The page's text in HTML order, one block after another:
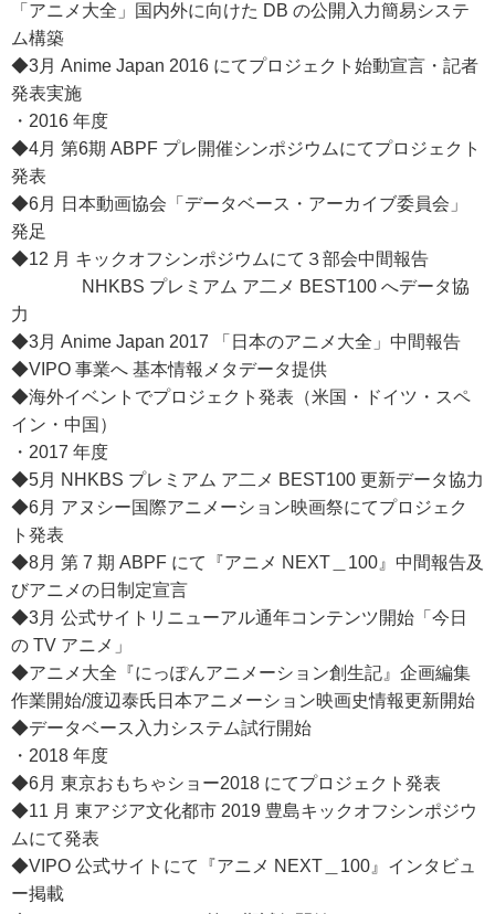
「アニメ大全」国内外に向けた DB の公開入力簡易システ
ム構築
◆3月 Anime Japan 2016 にてプロジェクト始動宣言・記者
発表実施
・2016 年度
◆4月 第6期 ABPF プレ開催シンポジウムにてプロジェクト
発表
◆6月 日本動画協会「データベース・アーカイブ委員会」
発足
◆12 月 キックオフシンポジウムにて３部会中間報告
NHKBS プレミアム ア二メ BEST100 へデータ協
力
◆3月 Anime Japan 2017 「日本のアニメ大全」中間報告
◆VIPO 事業へ 基本情報メタデータ提供
◆海外イベントでプロジェクト発表（米国・ドイツ・スペ
イン・中国）
・2017 年度
◆5月 NHKBS プレミアム ア二メ BEST100 更新データ協力
◆6月 アヌシー国際アニメーション映画祭にてプロジェク
ト発表
◆8月 第 7 期 ABPF にて『アニメ NEXT＿100』中間報告及
びアニメの日制定宣言
◆3月 公式サイトリニューアル通年コンテンツ開始「今日
の TV アニメ」
◆アニメ大全『にっぽんアニメーション創生記』企画編集
作業開始/渡辺泰氏日本アニメーション映画史情報更新開始
◆データベース入力システム試行開始
・2018 年度
◆6月 東京おもちゃショー2018 にてプロジェクト発表
◆11 月 東アジア文化都市 2019 豊島キックオフシンポジウ
ムにて発表
◆VIPO 公式サイトにて『アニメ NEXT＿100』インタビュ
ー掲載